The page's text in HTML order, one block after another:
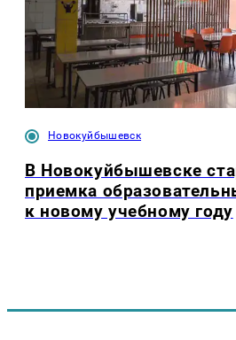
Новокуйбышевск
В Новокуйбышевске
приемка
к новому учебному году